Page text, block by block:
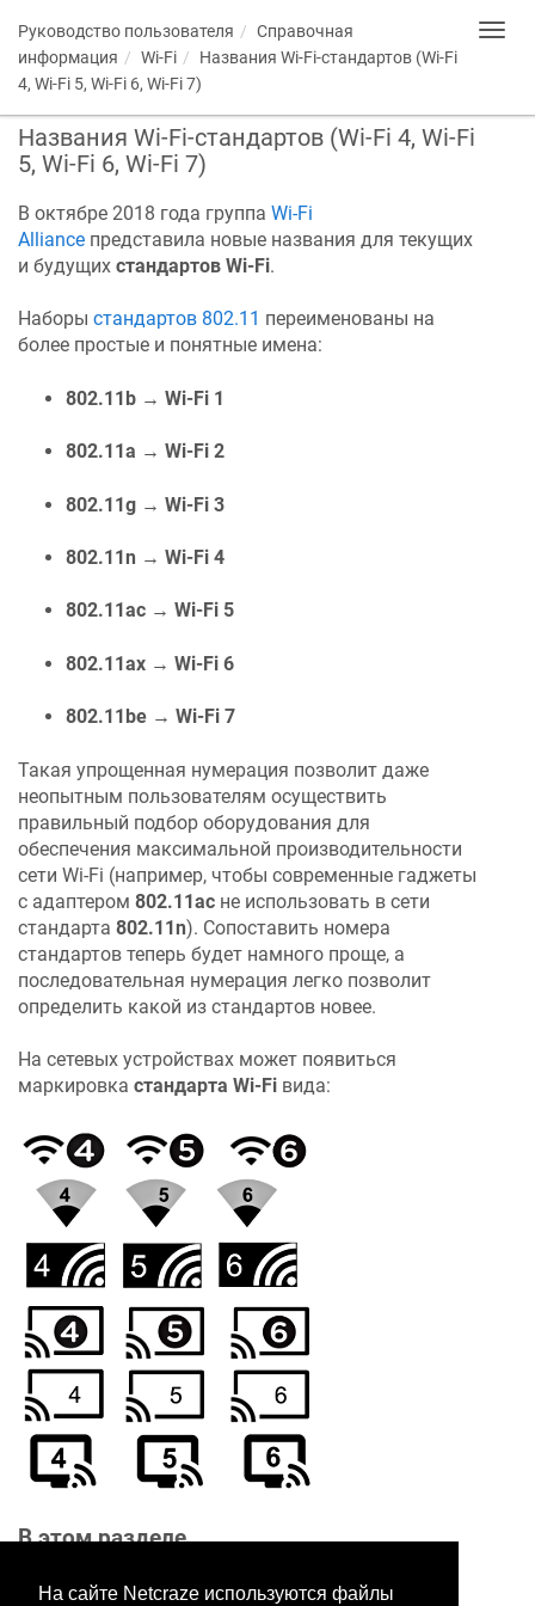
На сайте Netcraze используются файлы
Руководство пользователя
Справочная
информация
Wi-Fi
Названия Wi-Fi-стандартов (Wi-Fi
4, Wi-Fi 5, Wi-Fi 6, Wi-Fi 7)
Названия Wi-Fi-стандартов (Wi-Fi 4, Wi-Fi
5, Wi-Fi 6, Wi-Fi 7)
В октябре 2018 года группа Wi-Fi
Alliance представила новые названия для текущих
и будущих стандартов Wi-Fi.
Наборы стандартов 802.11 переименованы на
более простые и понятные имена:
802.11b → Wi-Fi 1
802.11a → Wi-Fi 2
802.11g → Wi-Fi 3
802.11n → Wi-Fi 4
802.11ac → Wi-Fi 5
802.11ax → Wi-Fi 6
802.11be → Wi-Fi 7
Такая упрощенная нумерация позволит даже
неопытным пользователям осуществить
правильный подбор оборудования для
обеспечения максимальной производительности
сети Wi-Fi (например, чтобы современные гаджеты
с адаптером 802.11ac не использовать в сети
стандарта 802.11n). Сопоставить номера
стандартов теперь будет намного проще, а
последовательная нумерация легко позволит
определить какой из стандартов новее.
На сетевых устройствах может появиться
маркировка стандарта Wi-Fi вида:
В этом разделе